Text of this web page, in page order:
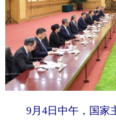
9月4日中午，国家